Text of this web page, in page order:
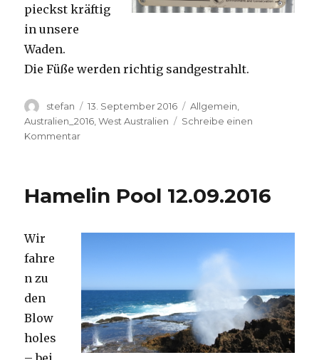
pieckst kräftig
in unsere
Waden.
Die Füße werden richtig sandgestrahlt.
Autor
stefan
Veröffentlicht
am
13. September 2016 Kategorien
Allgemein
Australien_2016 ,West Australien
Schreibe einen
Kommentarzu
Hamelin Pool 12.09.2016
Wir
fahre
n zu
den
Blow
holes